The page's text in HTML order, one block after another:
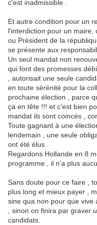
c'est inadmissible .
Et autre condition pour un
l'interdiction pour un maire,
ou Président de la
se présente aux
Un seul mandat non
qui font des promesses
, autorisait une seule
en toute sérénité pour la
prochaine élection , parce
ça en tête !!! et c'est bien
mandat ils sont coincés ,
Toute gagnant à une
lendemain , une seule
ont été élus .
Regardons Hollande en 8
programme , il n'a plus
Sans doute pour ce faire ,
plus long et mieux payer ,
sine qua non pour que vive
, sinon on finira par graver
candidats.